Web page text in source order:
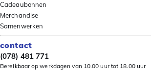
Cadeaubonnen
Merchandise
Samenwerken
contact
(078) 481 771
Bereikbaar op werkdagen van 10.00 uur tot 18.00 uur